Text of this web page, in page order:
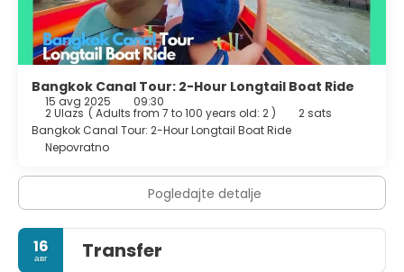
Bangkok Canal Tour: 2-Hour Longtail Boat Ride
15 avg 2025 09:30
2 Ulazs ( Adults from 7 to 100 years old: 2 )
2 sats
Bangkok Canal Tour: 2-Hour Longtail Boat Ride
Nepovratno
Pogledajte detalje
16
авг Transfer